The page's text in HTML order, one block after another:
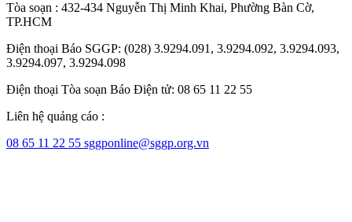
Tòa soạn : 432-434 Nguyễn Thị Minh Khai, Phường Bàn Cờ,
TP.HCM
Điện thoại Báo SGGP: (028) 3.9294.091, 3.9294.092, 3.9294.093,
3.9294.097, 3.9294.098
Điện thoại Tòa soạn Báo Điện tử: 08 65 11 22 55
Liên hệ quảng cáo :
08 65 11 22 55 sggponline@sggp.org.vn